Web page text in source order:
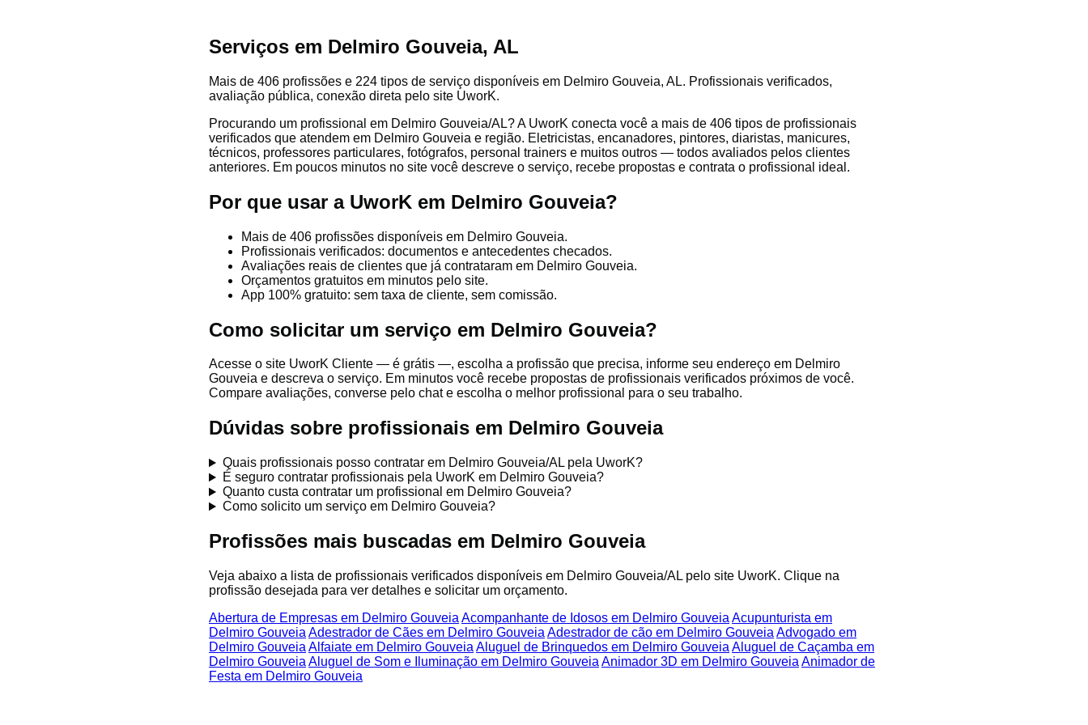
Serviços em Delmiro Gouveia, AL
Mais de 406 profissões e 224 tipos de serviço disponíveis em Delmiro Gouveia, AL. Profissionais verificados,
avaliação pública, conexão direta pelo site UworK.
Procurando um profissional em Delmiro Gouveia/AL? A UworK conecta você a mais de 406 tipos de profissionais
verificados que atendem em Delmiro Gouveia e região. Eletricistas, encanadores, pintores, diaristas, manicures,
técnicos, professores particulares, fotógrafos, personal trainers e muitos outros — todos avaliados pelos clientes
anteriores. Em poucos minutos no site você descreve o serviço, recebe propostas e contrata o profissional ideal.
Por que usar a UworK em Delmiro Gouveia?
Mais de 406 profissões disponíveis em Delmiro Gouveia.
Profissionais verificados: documentos e antecedentes checados.
Avaliações reais de clientes que já contrataram em Delmiro Gouveia.
Orçamentos gratuitos em minutos pelo site.
App 100% gratuito: sem taxa de cliente, sem comissão.
Como solicitar um serviço em Delmiro Gouveia?
Acesse o site UworK Cliente — é grátis —, escolha a profissão que precisa, informe seu endereço em Delmiro
Gouveia e descreva o serviço. Em minutos você recebe propostas de profissionais verificados próximos de você.
Compare avaliações, converse pelo chat e escolha o melhor profissional para o seu trabalho.
Dúvidas sobre profissionais em Delmiro Gouveia
Quais profissionais posso contratar em Delmiro Gouveia/AL pela UworK?
É seguro contratar profissionais pela UworK em Delmiro Gouveia?
Quanto custa contratar um profissional em Delmiro Gouveia?
Como solicito um serviço em Delmiro Gouveia?
Profissões mais buscadas em Delmiro Gouveia
Veja abaixo a lista de profissionais verificados disponíveis em Delmiro Gouveia/AL pelo site UworK. Clique na
profissão desejada para ver detalhes e solicitar um orçamento.
Abertura de Empresas em Delmiro Gouveia Acompanhante de Idosos em Delmiro Gouveia Acupunturista em
Delmiro Gouveia Adestrador de Cães em Delmiro Gouveia Adestrador de cão em Delmiro Gouveia Advogado em
Delmiro Gouveia Alfaiate em Delmiro Gouveia Aluguel de Brinquedos em Delmiro Gouveia Aluguel de Caçamba em
Delmiro Gouveia Aluguel de Som e Iluminação em Delmiro Gouveia Animador 3D em Delmiro Gouveia Animador de
Festa em Delmiro Gouveia